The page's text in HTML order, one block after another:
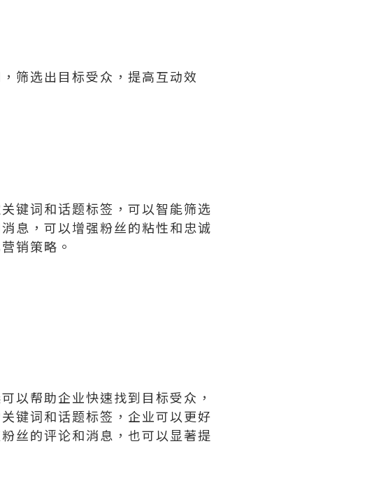
筛选出目标受众，提高互动效
键词和话题标签，可以智能筛选
息，可以增强粉丝的粘性和忠诚
销策略。
以帮助企业快速找到目标受众，
键词和话题标签，企业可以更好
丝的评论和消息，也可以显著提